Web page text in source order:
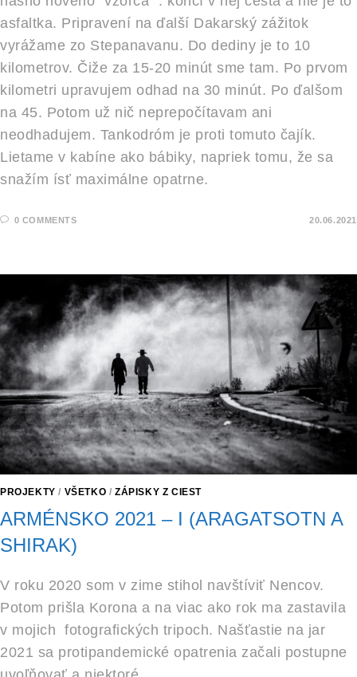
asfaltka. Pripravení na ďalší Dakarský zážitok
vyrážame zo Stepanavanu. Do dediny je to 10
kilometrov. Čiže za 15-20 minút sme tam. Po prvom
kilometri upravujem odhad na 30 minút. Po ďalšom
na 45. Potom už nič neprepočítavam ani
neodhadujem. Tankodróm je proti tomuto čajík.
Lietame v kabíne ako bábiky, napriek tomu, že sa
snažím ísť maximálne opatrne.
0 COMMENTS 20.06.2021
PROJEKTY / VŠETKO /ZÁPISKY Z CIEST
ARMÉNSKO 2021 – I (ARAGATSOTN A
SHIRAK)
V roku 2020 som v zime stihol navštíviť Nencov.
Potom prišla Korona a na viac ako rok ma zastavila
v mojich fotografických tripoch. Našťastie na jar
2021 sa protipandemické opatrenia začali postupne